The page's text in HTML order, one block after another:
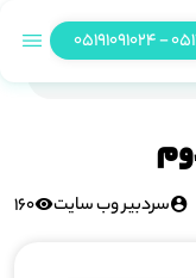
سردبیر وب سایت 160